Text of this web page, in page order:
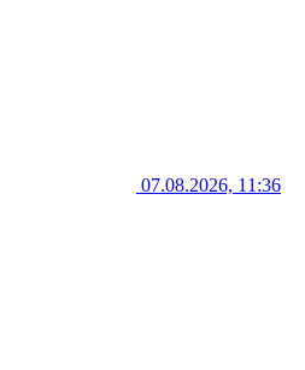
07.08.2026, 11:36